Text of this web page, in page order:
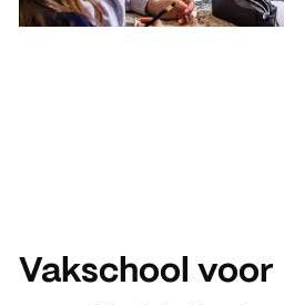
Vakschool voor